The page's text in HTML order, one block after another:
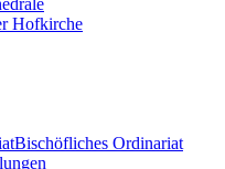
Hofkirche
Bischöfliches Ordinariat